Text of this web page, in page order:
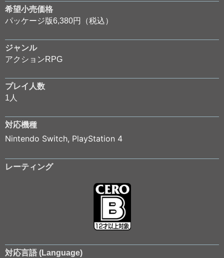
希望小売価格
パッケージ版6,380円（税込）
ジャンル
アクションRPG
プレイ人数
1人
対応機種
Nintendo Switch, PlayStation 4
レーティング
対応言語 (Language)